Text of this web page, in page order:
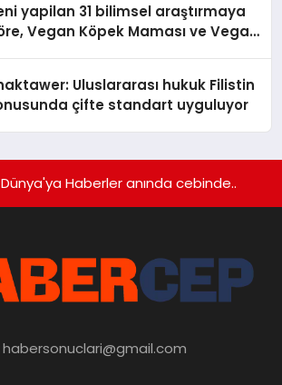
yapilan 31 bilimsel araştırmaya
Vegan Köpek Maması ve Vegan
Uluslararası hukuk Filistin
çifte standart uyguluyor
Haberler anında cebinde..
habersonuclari@gmail.com